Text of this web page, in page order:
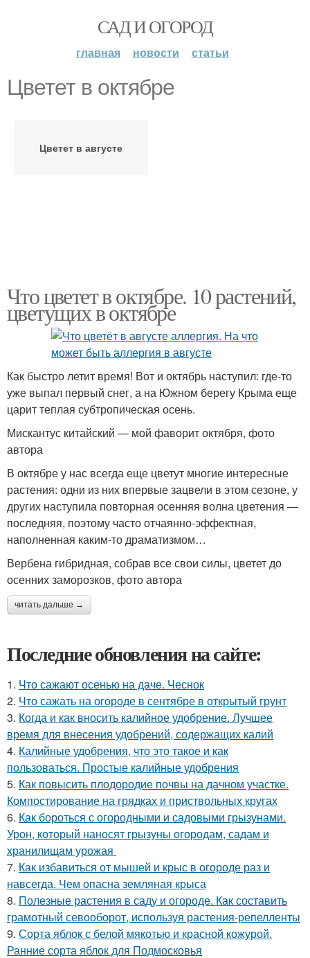
САД И ОГОРОД
главная новости статьи
Цветет в октябре
Цветет в августе
Что цветет в октябре. 10 растений,
цветущих в октябре
Как быстро летит время! Вот и октябрь наступил: где-то
уже выпал первый снег, а на Южном берегу Крыма еще
царит теплая субтропическая осень.
Мискантус китайский — мой фаворит октября, фото
автора
В октябре у нас всегда еще цветут многие интересные
растения: одни из них впервые зацвели в этом сезоне, у
других наступила повторная осенняя волна цветения —
последняя, поэтому часто отчаянно-эффектная,
наполненная каким-то драматизмом…
Вербена гибридная, собрав все свои силы, цветет до
осенних заморозков, фото автора
читать дальше →
Последние обновления на сайте:
1. Что сажают осенью на даче. Чеснок
2. Что сажать на огороде в сентябре в открытый грунт
3. Когда и как вносить калийное удобрение. Лучшее
время для внесения удобрений, содержащих калий
4. Калийные удобрения, что это такое и как
пользоваться. Простые калийные удобрения
5. Как повысить плодородие почвы на дачном участке.
Компостирование на грядках и приствольных кругах
6. Как бороться с огородными и садовыми грызунами.
Урон, который наносят грызуны огородам, садам и
хранилищам урожая
7. Как избавиться от мышей и крыс в огороде раз и
навсегда. Чем опасна земляная крыса
8. Полезные растения в саду и огороде. Как составить
грамотный севооборот, используя растения-репелленты
9. Сорта яблок с белой мякотью и красной кожурой.
Ранние сорта яблок для Подмосковья